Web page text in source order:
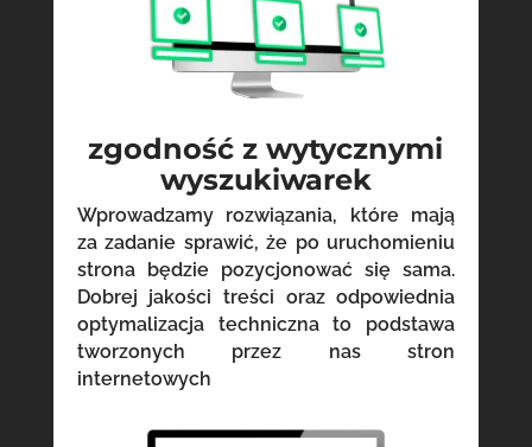
zgodność z wytycznymi
wyszukiwarek
Wprowadzamy rozwiązania, które mają
za zadanie sprawić, że po uruchomieniu
strona będzie pozycjonować się sama.
Dobrej jakości treści oraz odpowiednia
optymalizacja techniczna to podstawa
tworzonych przez nas stron
internetowych